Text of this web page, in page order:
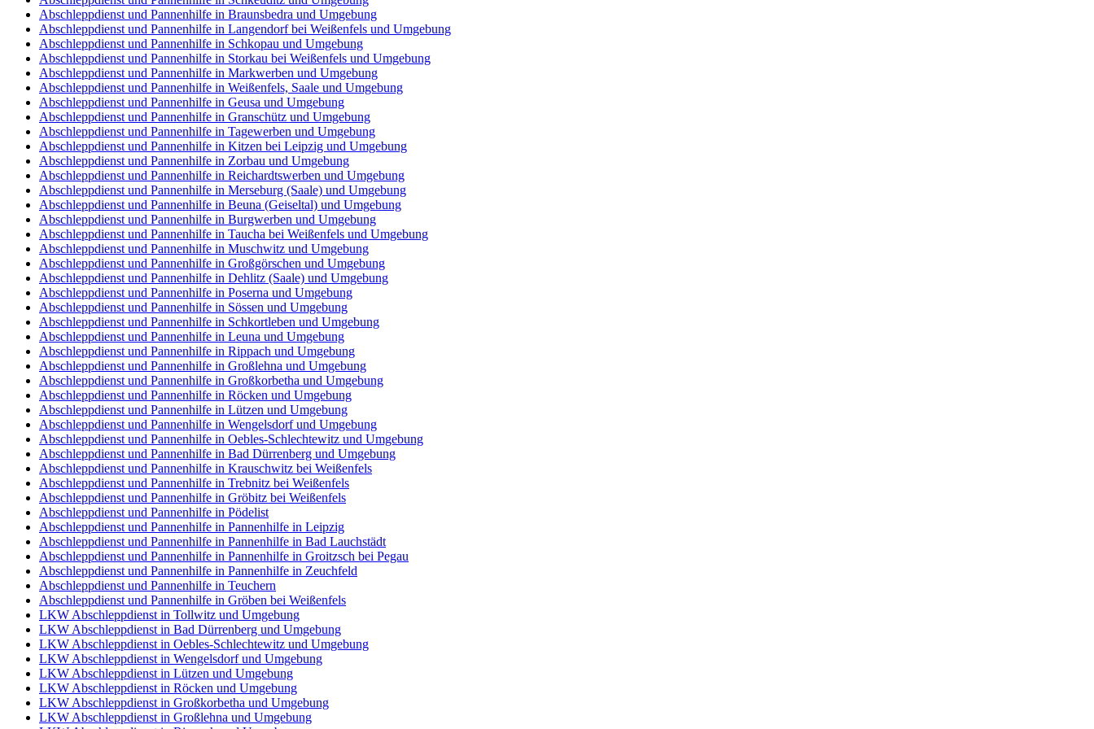
Abschleppdienst und Pannenhilfe in Braunsbedra und Umgebung
Abschleppdienst und Pannenhilfe in Langendorf bei Weißenfels und Umgebung
Abschleppdienst und Pannenhilfe in Schkopau und Umgebung
Abschleppdienst und Pannenhilfe in Storkau bei Weißenfels und Umgebung
Abschleppdienst und Pannenhilfe in Markwerben und Umgebung
Abschleppdienst und Pannenhilfe in Weißenfels, Saale und Umgebung
Abschleppdienst und Pannenhilfe in Geusa und Umgebung
Abschleppdienst und Pannenhilfe in Granschütz und Umgebung
Abschleppdienst und Pannenhilfe in Tagewerben und Umgebung
Abschleppdienst und Pannenhilfe in Kitzen bei Leipzig und Umgebung
Abschleppdienst und Pannenhilfe in Zorbau und Umgebung
Abschleppdienst und Pannenhilfe in Reichardtswerben und Umgebung
Abschleppdienst und Pannenhilfe in Merseburg (Saale) und Umgebung
Abschleppdienst und Pannenhilfe in Beuna (Geiseltal) und Umgebung
Abschleppdienst und Pannenhilfe in Burgwerben und Umgebung
Abschleppdienst und Pannenhilfe in Taucha bei Weißenfels und Umgebung
Abschleppdienst und Pannenhilfe in Muschwitz und Umgebung
Abschleppdienst und Pannenhilfe in Großgörschen und Umgebung
Abschleppdienst und Pannenhilfe in Dehlitz (Saale) und Umgebung
Abschleppdienst und Pannenhilfe in Poserna und Umgebung
Abschleppdienst und Pannenhilfe in Sössen und Umgebung
Abschleppdienst und Pannenhilfe in Schkortleben und Umgebung
Abschleppdienst und Pannenhilfe in Leuna und Umgebung
Abschleppdienst und Pannenhilfe in Rippach und Umgebung
Abschleppdienst und Pannenhilfe in Großlehna und Umgebung
Abschleppdienst und Pannenhilfe in Großkorbetha und Umgebung
Abschleppdienst und Pannenhilfe in Röcken und Umgebung
Abschleppdienst und Pannenhilfe in Lützen und Umgebung
Abschleppdienst und Pannenhilfe in Wengelsdorf und Umgebung
Abschleppdienst und Pannenhilfe in Oebles-Schlechtewitz und Umgebung
Abschleppdienst und Pannenhilfe in Bad Dürrenberg und Umgebung
Abschleppdienst und Pannenhilfe in Krauschwitz bei Weißenfels
Abschleppdienst und Pannenhilfe in Trebnitz bei Weißenfels
Abschleppdienst und Pannenhilfe in Gröbitz bei Weißenfels
Abschleppdienst und Pannenhilfe in Pödelist
Abschleppdienst und Pannenhilfe in Pannenhilfe in Leipzig
Abschleppdienst und Pannenhilfe in Pannenhilfe in Bad Lauchstädt
Abschleppdienst und Pannenhilfe in Pannenhilfe in Groitzsch bei Pegau
Abschleppdienst und Pannenhilfe in Pannenhilfe in Zeuchfeld
Abschleppdienst und Pannenhilfe in Teuchern
Abschleppdienst und Pannenhilfe in Gröben bei Weißenfels
LKW Abschleppdienst in Tollwitz und Umgebung
LKW Abschleppdienst in Bad Dürrenberg und Umgebung
LKW Abschleppdienst in Oebles-Schlechtewitz und Umgebung
LKW Abschleppdienst in Wengelsdorf und Umgebung
LKW Abschleppdienst in Lützen und Umgebung
LKW Abschleppdienst in Röcken und Umgebung
LKW Abschleppdienst in Großkorbetha und Umgebung
LKW Abschleppdienst in Großlehna und Umgebung